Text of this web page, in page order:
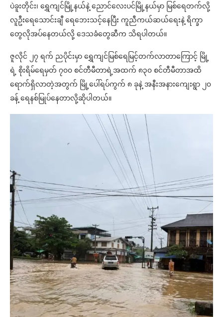
ပဲခူးတိုင်း၊ ရွှေကျင်မြို့နယ်နဲ့ ညောင်လေးပင်မြို့နယ်မှာ မြစ်ရေတက်လို့
လူဦးရေသောင်းချီ ရေဘေးသင့်နေပြီး ကူညီကယ်ဆယ်ရေးနဲ့ ရိက္ခာ
တွေလိုအပ်နေတယ်လို့ ဒေသခံတွေဆီက သိရပါတယ်။
ဇူလိုင် ၂၇ ရက် ညပိုင်းမှာ ရွှေကျင်မြစ်ရေမြင့်တက်လာတာကြောင့် မြို့
ရဲ့ စိုးရိမ်ရေမှတ် ၇၀၀ စင်တီမီတာရဲ့အထက် ၈၃၀ စင်တီမီတာအထိ
ရောက်ရှိလာတဲ့အတွက် မြို့ပေါ်ရပ်ကွက် ၈ ခုနဲ့ အနီးအနားကျေးရွာ ၂၀
ခန့် ရေနစ်မြုပ်နေတာလို့ဆိုပါတယ်။